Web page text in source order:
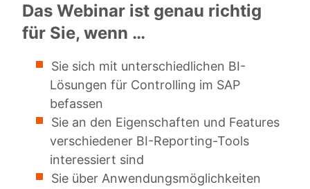
Das Webinar ist genau richtig
für Sie, wenn …
Sie sich mit unterschiedlichen BI-
Lösungen für Controlling im SAP
befassen
Sie an den Eigenschaften und Features
verschiedener BI-Reporting-Tools
interessiert sind
Sie über Anwendungsmöglichkeiten